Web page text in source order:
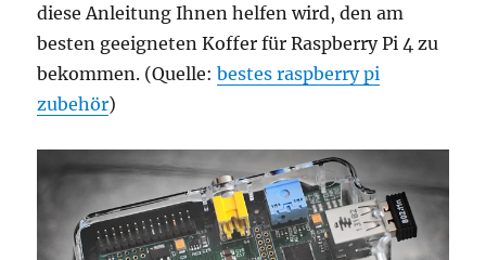
diese Anleitung Ihnen helfen wird, den am
besten geeigneten Koffer für Raspberry Pi 4 zu
bekommen. (Quelle:bestes raspberry pi
zubehör)